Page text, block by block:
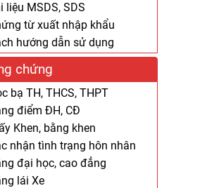
liệu MSDS, SDS
từ xuất nhập khẩu
hướng dẫn sử dụng
chứng
bạ TH, THCS, THPT
điểm ĐH, CĐ
Khen, bằng khen
nhận tình trạng hôn nhân
đại học, cao đẳng
lái Xe